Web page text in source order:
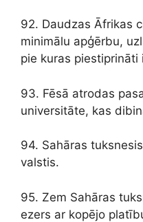
92. Daudzas Āfrikas
minimālu apģērbu,
pie kuras piestiprināti
93. Fēsā atrodas
universitāte, kas
94. Sahāras
valstis.
95. Zem Sahāras
ezers ar kopējo